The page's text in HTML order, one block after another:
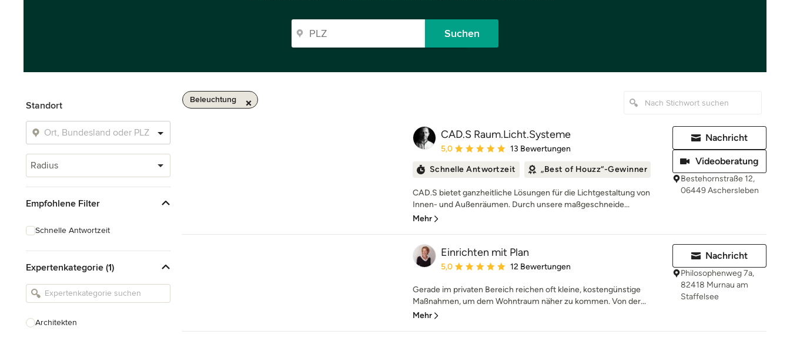
Suchen
Standort
Radius
Empfohlene Filter
Schnelle Antwortzeit
Expertenkategorie (1)
Architekten
Beleuchtung
CAD.S Raum.Licht.Systeme
Durchschnittliche Bewertung: 5 von 5 Sternen
5,0 13 Bewertungen
Schnelle Antwortzeit „Best of Houzz“-Gewinner
CAD.S bietet ganzheitliche Lösungen für die Lichtgestaltung von
Innen- und Außenräumen. Durch unsere maßgeschneide...
Mehr
Nachricht
Videoberatung
Bestehornstraße 12,
06449 Aschersleben
Einrichten mit Plan
Durchschnittliche Bewertung: 5 von 5 Sternen
5,0 12 Bewertungen
Gerade im privaten Bereich reichen oft kleine, kostengünstige
Maßnahmen, um dem Wohntraum näher zu kommen. Von der...
Mehr
Nachricht
Philosophenweg 7a,
82418 Murnau am
Staffelsee